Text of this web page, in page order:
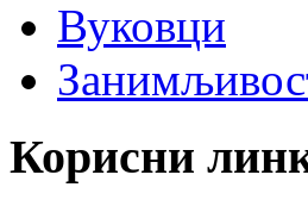
Вуковци
Корисни